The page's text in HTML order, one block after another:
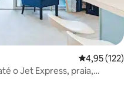
4,95 de uma
4,95 (122)
o Jet Express, praia,